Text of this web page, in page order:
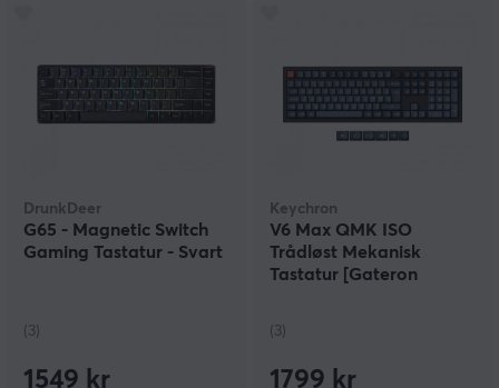
DrunkDeer
G65 - Magnetic Switch
Gaming Tastatur - Svart
(3)
1549 kr
Keychron
V6 Max QMK ISO
Trådløst Mekanisk
Tastatur [Gateron
(3)
1799 kr